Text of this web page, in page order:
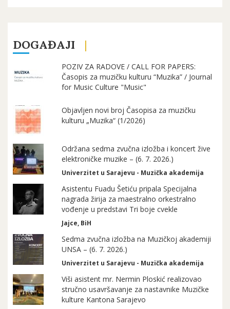
DOGAĐAJI
POZIV ZA RADOVE / CALL FOR PAPERS:
Časopis za muzičku kulturu “Muzika” / Journal
for Music Culture "Music"
Objavljen novi broj Časopisa za muzičku
kulturu „Muzika“ (1/2026)
Održana sedma zvučna izložba i koncert žive
elektroničke muzike – (6. 7. 2026.)
Univerzitet u Sarajevu - Muzička akademija
Asistentu Fuadu Šetiću pripala Specijalna
nagrada žirija za maestralno orkestralno
vođenje u predstavi Tri boje cvekle
Jajce, BiH
Sedma zvučna izložba na Muzičkoj akademiji
UNSA – (6. 7. 2026.)
Univerzitet u Sarajevu - Muzička akademija
Viši asistent mr. Nermin Ploskić realizovao
stručno usavršavanje za nastavnike Muzičke
kulture Kantona Sarajevo